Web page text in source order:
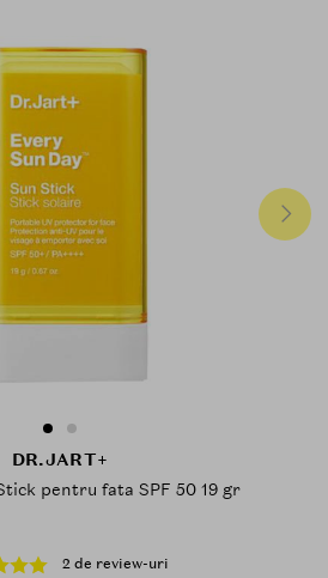
DR.JART+
pentru fata SPF 50 19 gr
2 de review-uri